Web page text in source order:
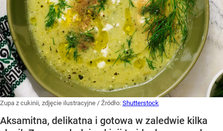
Zupa z cukinii, zdjęcie ilustracyjne / Źródło: Shutterstock
Aksamitna, delikatna i gotowa w zaledwie kilka